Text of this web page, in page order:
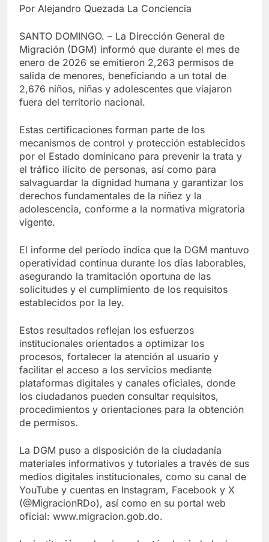
Por Alejandro Quezada La Conciencia
SANTO DOMINGO. – La Dirección General de
Migración (DGM) informó que durante el mes de
enero de 2026 se emitieron 2,263 permisos de
salida de menores, beneficiando a un total de
2,676 niños, niñas y adolescentes que viajaron
fuera del territorio nacional.
Estas certificaciones forman parte de los
mecanismos de control y protección establecidos
por el Estado dominicano para prevenir la trata y
el tráfico ilícito de personas, así como para
salvaguardar la dignidad humana y garantizar los
derechos fundamentales de la niñez y la
adolescencia, conforme a la normativa migratoria
vigente.
El informe del período indica que la DGM mantuvo
operatividad continua durante los días laborables,
asegurando la tramitación oportuna de las
solicitudes y el cumplimiento de los requisitos
establecidos por la ley.
Estos resultados reflejan los esfuerzos
institucionales orientados a optimizar los
procesos, fortalecer la atención al usuario y
facilitar el acceso a los servicios mediante
plataformas digitales y canales oficiales, donde
los ciudadanos pueden consultar requisitos,
procedimientos y orientaciones para la obtención
de permisos.
La DGM puso a disposición de la ciudadanía
materiales informativos y tutoriales a través de sus
medios digitales institucionales, como su canal de
YouTube y cuentas en Instagram, Facebook y X
(@MigracionRDo), así como en su portal web
oficial: www.migracion.gob.do.